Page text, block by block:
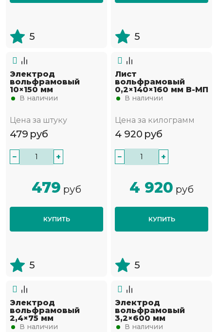
5 5
Электрод
вольфрамовый
10×150 мм
В наличии
Цена за штуку
479 руб
− +
479 руб
КУПИТЬ
5
Лист
вольфрамовый
0,2×140×160 мм В-МП
В наличии
Цена за килограмм
4 920 руб
− +
4 920 руб
КУПИТЬ
5
Электрод
вольфрамовый
2,4×75 мм
В наличии
Электрод
вольфрамовый
3,2×600 мм
В наличии